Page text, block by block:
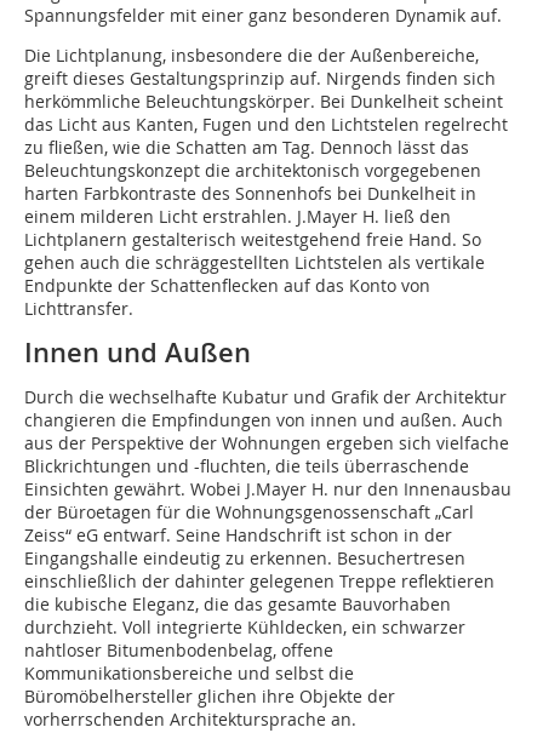
Spannungsfelder mit einer ganz besonderen Dynamik auf.
Die Lichtplanung, insbesondere die der Außenbereiche,
greift dieses Gestaltungsprinzip auf. Nirgends finden sich
herkömmliche Beleuchtungskörper. Bei Dunkelheit scheint
das Licht aus Kanten, Fugen und den Lichtstelen regelrecht
zu fließen, wie die Schatten am Tag. Dennoch lässt das
Beleuchtungskonzept die architektonisch vorgegebenen
harten Farbkontraste des Sonnenhofs bei Dunkelheit in
einem milderen Licht erstrahlen. J.Mayer H. ließ den
Lichtplanern gestalterisch weitestgehend freie Hand. So
gehen auch die schräggestellten Lichtstelen als vertikale
Endpunkte der Schattenflecken auf das Konto von
Lichttransfer.
Innen und Außen
Durch die wechselhafte Kubatur und Grafik der Architektur
changieren die Empfindungen von innen und außen. Auch
aus der Perspektive der Wohnungen ergeben sich vielfache
Blickrichtungen und -fluchten, die teils überraschende
Einsichten gewährt. Wobei J.Mayer H. nur den Innenausbau
der Büroetagen für die Wohnungsgenossenschaft „Carl
Zeiss“ eG entwarf. Seine Handschrift ist schon in der
Eingangshalle eindeutig zu erkennen. Besuchertresen
einschließlich der dahinter gelegenen Treppe reflektieren
die kubische Eleganz, die das gesamte Bauvorhaben
durchzieht. Voll integrierte Kühldecken, ein schwarzer
nahtloser Bitumenbodenbelag, offene
Kommunikationsbereiche und selbst die
Büromöbelhersteller glichen ihre Objekte der
vorherrschenden Architektursprache an.